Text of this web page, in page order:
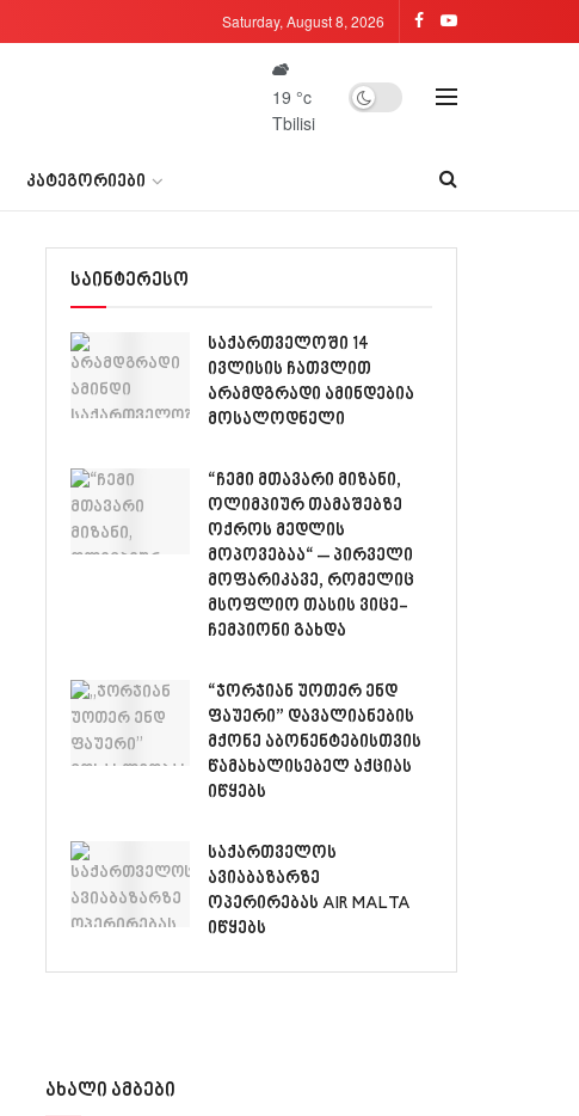
Saturday, August 8, 2026
19 °c
Tbilisi
ᲙᲐᲢᲔᲒᲝᲠᲘᲔᲑᲘ
საინტერესო
საქართველოში 14
ივლისის ჩათვლით
არამდგრადი ამინდებია
მოსალოდნელი
“ჩემი მთავარი მიზანი,
ოლიმპიურ თამაშებზე
ოქროს მედლის
მოპოვებაა“ – პირველი
მოფარიკავე, რომელიც
მსოფლიო თასის ვიცე-
ჩემპიონი გახდა
“ჯორჯიან უოთერ ენდ
ფაუერი” დავალიანების
მქონე აბონენტებისთვის
წამახალისებელ აქციას
იწყებს
საქართველოს
ავიაბაზარზე
ოპერირებას AIR MALTA
იწყებს
ახალი ამბები